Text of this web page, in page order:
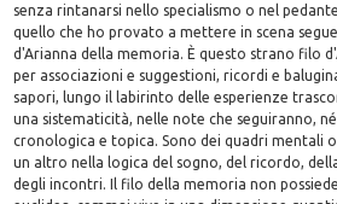
senza rintanarsi nello specialismo o nel
quello che ho provato a mettere in scena
d'Arianna della memoria. È questo strano filo
per associazioni e suggestioni, ricordi e
sapori, lungo il labirinto delle esperienze
una sistematicità, nelle note che seguiranno,
cronologica e topica. Sono dei quadri mentali
un altro nella logica del sogno, del ricordo,
degli incontri. Il filo della memoria non